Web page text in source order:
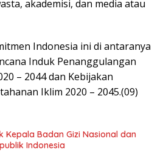
akademisi, dan media atau
Indonesia ini di antaranya
Induk Penanggulangan
– 2044 dan Kebijakan
Iklim 2020 – 2045.(09)
Kepala Badan Gizi Nasional dan
Indonesia